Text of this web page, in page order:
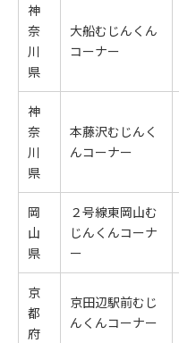
神
奈
川
県
大船むじんくん
コーナー
神
奈
川
県
本藤沢むじんく
んコーナー
岡
山
県
２号線東岡山む
じんくんコーナ
ー
京
都
府
京田辺駅前むじ
んくんコーナー